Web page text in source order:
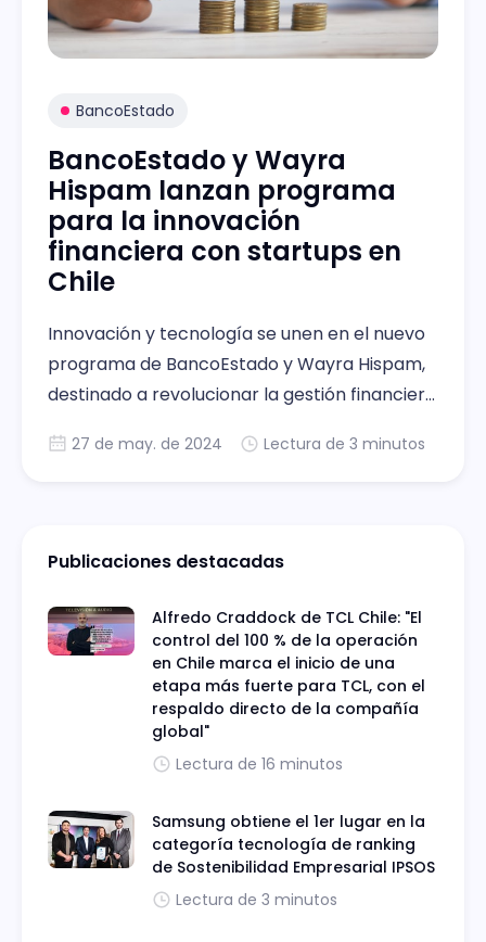
BancoEstado
BancoEstado y Wayra
Hispam lanzan programa
para la innovación
financiera con startups en
Chile
Innovación y tecnología se unen en el nuevo
programa de BancoEstado y Wayra Hispam,
destinado a revolucionar la gestión financiera
27 de may. de 2024 Lectura de 3 minutos
Publicaciones destacadas
Alfredo Craddock de TCL Chile: "El
control del 100 % de la operación
en Chile marca el inicio de una
etapa más fuerte para TCL, con el
respaldo directo de la compañía
global"
Lectura de 16 minutos
Samsung obtiene el 1er lugar en la
categoría tecnología de ranking
de Sostenibilidad Empresarial IPSOS
Lectura de 3 minutos